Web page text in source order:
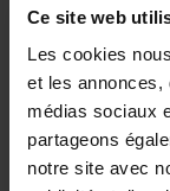
Ce site web
Les cookies
et les annonces,
médias sociaux
partageons
notre site avec